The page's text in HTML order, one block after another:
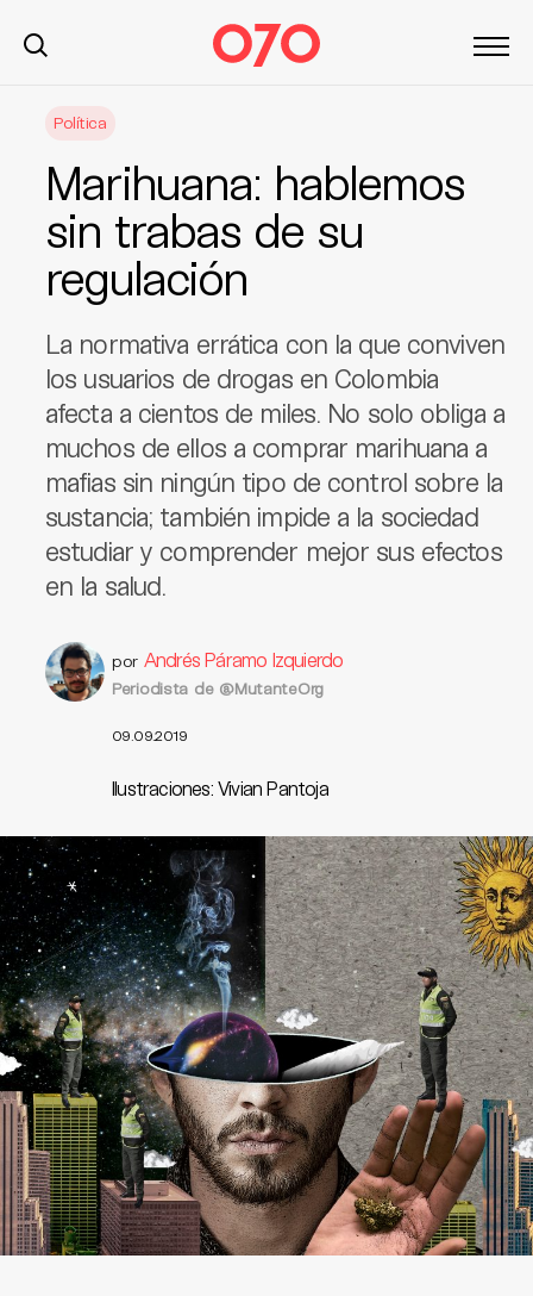
Política
Marihuana: hablemos
sin trabas de su
regulación
La normativa errática con la que conviven
los usuarios de drogas en Colombia
afecta a cientos de miles. No solo obliga a
muchos de ellos a comprar marihuana a
mafias sin ningún tipo de control sobre la
sustancia; también impide a la sociedad
estudiar y comprender mejor sus efectos
en la salud.
por Andrés Páramo Izquierdo
Periodista de @MutanteOrg
09.09.2019
Ilustraciones: Vivian Pantoja